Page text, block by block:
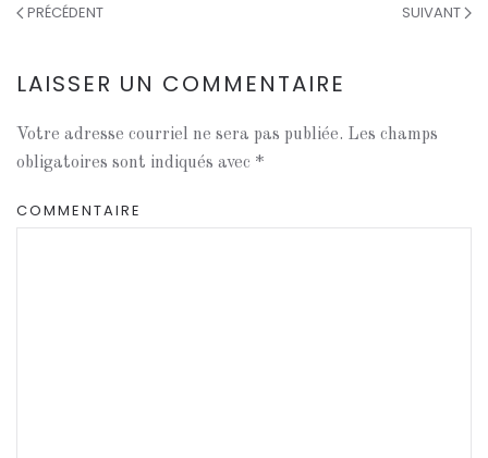
PRÉCÉDENT SUIVANT
LAISSER UN COMMENTAIRE
Votre adresse courriel ne sera pas publiée. Les champs
obligatoires sont indiqués avec *
COMMENTAIRE